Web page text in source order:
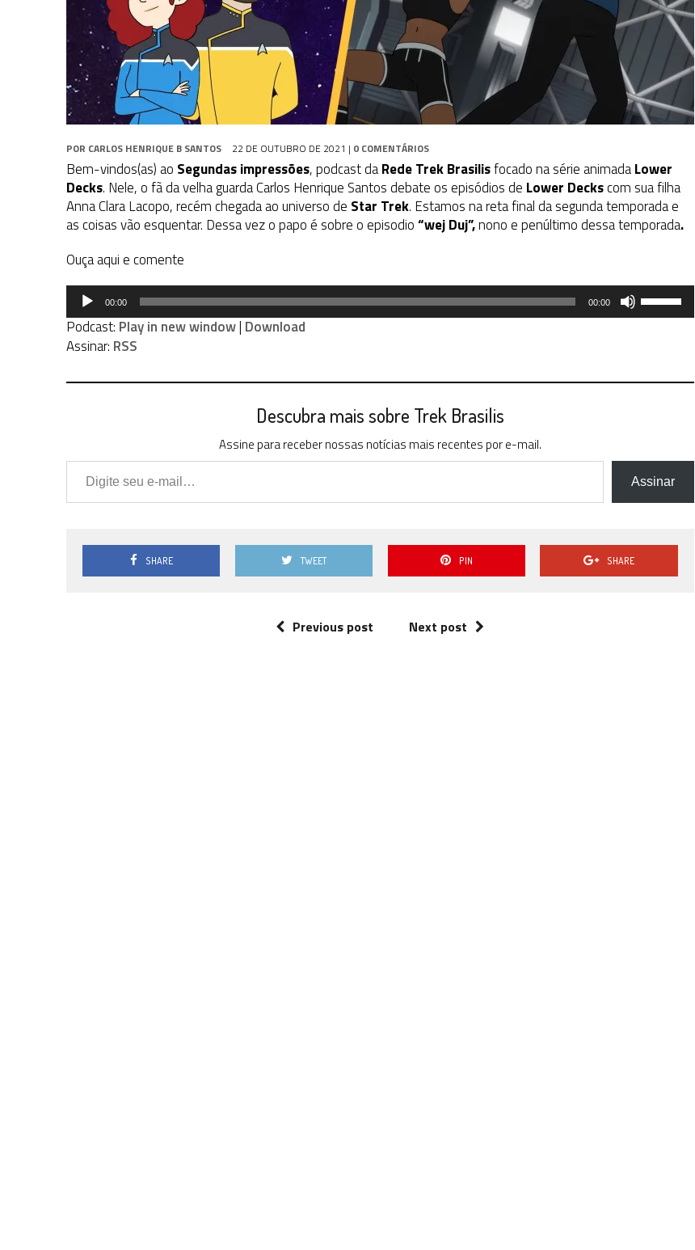
POR CARLOS HENRIQUE B SANTOS 22 DE OUTUBRO DE 2021 | 0 COMENTÁRIOS
Bem-vindos(as) ao Segundas impressões, podcast daRede Trek Brasilisfocado na série animadaLower
Decks. Nele, o fã da velha guarda Carlos Henrique Santos debate os episódios de Lower Deckscom sua filha
Anna Clara Lacopo, recém chegada ao universo de Star Trek. Estamos na reta final da segunda temporada e
as coisas vão esquentar. Dessa vez o papo é sobre o episodio“wej Duj”,nono e penúltimo dessa temporada.
Ouça aqui e comente
Tocador
áudio
00:00 00:00
ou
aumentar
ou
Podcast: Play in new window| Download
Assinar: RSS
Descubra mais sobre Trek Brasilis
Assine para receber nossas notícias mais recentes por e-mail.
Digite seu e-mail…
Assinar
SHARE TWEET PIN SHARE
Previous post Next post